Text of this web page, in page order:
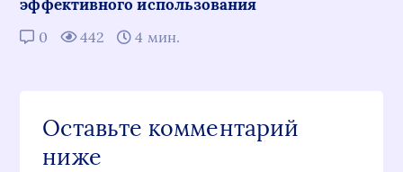
эффективного использования
0 442 4 мин.
Оставьте комментарий
ниже